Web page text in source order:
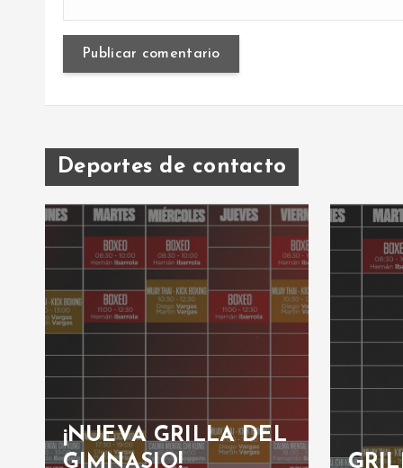
Deportes de contacto
¡NUEVA GRILLA DEL
GIMNASIO!